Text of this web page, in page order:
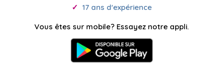
17 ans d'expérience
Vous êtes sur mobile? Essayez notre appli.